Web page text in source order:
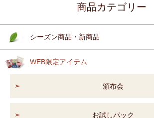
商品カテゴリー
シーズン商品・新商品
WEB限定アイテム
頒布会
お試しパック